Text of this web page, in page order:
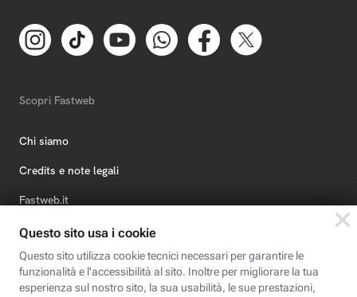
Scopri Fastweb
Chi siamo
Credits e note legali
Fastweb.it
Formazione
Fastweb Digital Academy